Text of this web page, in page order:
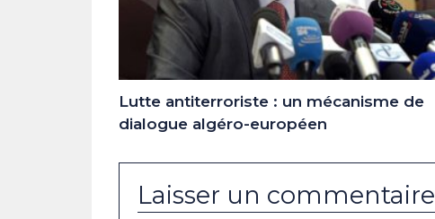
Lutte antiterroriste : un mécanisme de
dialogue algéro-européen
Laisser un commentaire